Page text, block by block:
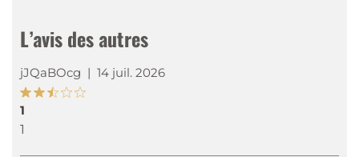
L’avis des autres
jJQaBOcg | 14 juil. 2026
1
1